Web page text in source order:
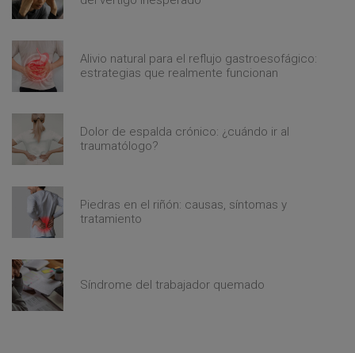
Alivio natural para el reflujo gastroesofágico:
estrategias que realmente funcionan
Dolor de espalda crónico: ¿cuándo ir al
traumatólogo?
Piedras en el riñón: causas, síntomas y
tratamiento
Síndrome del trabajador quemado